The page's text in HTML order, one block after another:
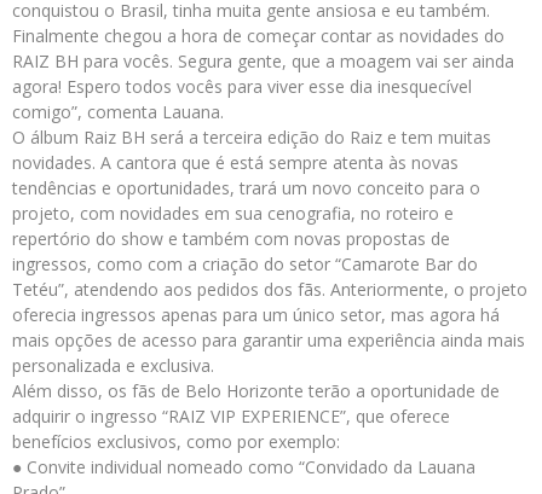
conquistou o Brasil, tinha muita gente ansiosa e eu também.
Finalmente chegou a hora de começar contar as novidades do
RAIZ BH para vocês. Segura gente, que a moagem vai ser ainda
agora! Espero todos vocês para viver esse dia inesquecível
comigo”, comenta Lauana.
O álbum Raiz BH será a terceira edição do Raiz e tem muitas
novidades. A cantora que é está sempre atenta às novas
tendências e oportunidades, trará um novo conceito para o
projeto, com novidades em sua cenografia, no roteiro e
repertório do show e também com novas propostas de
ingressos, como com a criação do setor “Camarote Bar do
Tetéu”, atendendo aos pedidos dos fãs. Anteriormente, o projeto
oferecia ingressos apenas para um único setor, mas agora há
mais opções de acesso para garantir uma experiência ainda mais
personalizada e exclusiva.
Além disso, os fãs de Belo Horizonte terão a oportunidade de
adquirir o ingresso “RAIZ VIP EXPERIENCE”, que oferece
benefícios exclusivos, como por exemplo:
● Convite individual nomeado como “Convidado da Lauana